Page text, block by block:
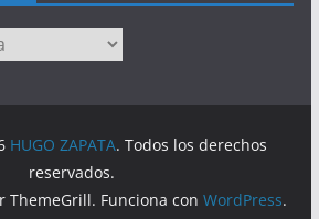
HUGO ZAPATA. Todos los derechos
reservados.
ThemeGrill. Funciona conWordPress.